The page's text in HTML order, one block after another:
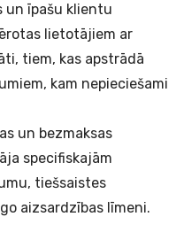
un īpašu klientu
lietotājiem ar
tiem, kas apstrādā
kam nepieciešami
un bezmaksas
specifiskajām
tiešsaistes
aizsardzības līmeni.